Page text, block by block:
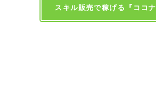
スキル販売で稼げる『ココナ